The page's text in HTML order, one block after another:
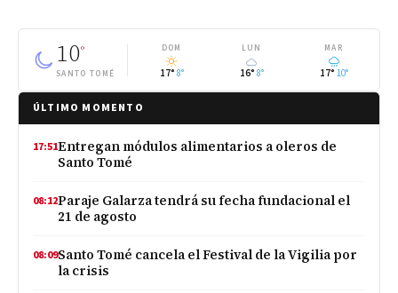
10°
SANTO TOMÉ
DOM
17° 8°
LUN
16° 8°
MAR
17° 10°
ÚLTIMO MOMENTO
17:51Entregan módulos alimentarios a oleros de
Santo Tomé
08:12Paraje Galarza tendrá su fecha fundacional el
21 de agosto
08:09Santo Tomé cancela el Festival de la Vigilia por
la crisis